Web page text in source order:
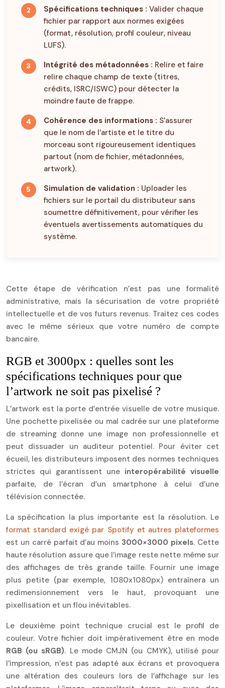
Spécifications techniques : Valider chaque
fichier par rapport aux normes exigées
(format, résolution, profil couleur, niveau
LUFS).
Intégrité des métadonnées : Relire et faire
relire chaque champ de texte (titres,
crédits, ISRC/ISWC) pour détecter la
moindre faute de frappe.
Cohérence des informations : S’assurer
que le nom de l’artiste et le titre du
morceau sont rigoureusement identiques
partout (nom de fichier, métadonnées,
artwork).
Simulation de validation : Uploader les
fichiers sur le portail du distributeur sans
soumettre définitivement, pour vérifier les
éventuels avertissements automatiques du
système.
Cette étape de vérification n’est pas une formalité
administrative, mais la sécurisation de votre propriété
intellectuelle et de vos futurs revenus. Traitez ces codes
avec le même sérieux que votre numéro de compte
bancaire.
RGB et 3000px : quelles sont les
spécifications techniques pour que
l’artwork ne soit pas pixelisé ?
L’artwork est la porte d’entrée visuelle de votre musique.
Une pochette pixelisée ou mal cadrée sur une plateforme
de streaming donne une image non professionnelle et
peut dissuader un auditeur potentiel. Pour éviter cet
écueil, les distributeurs imposent des normes techniques
strictes qui garantissent une interopérabilité visuelle
parfaite, de l’écran d’un smartphone à celui d’une
télévision connectée.
La spécification la plus importante est la résolution. Le
format standard exigé par Spotify et autres plateformes
est un carré parfait d’au moins 3000×3000 pixels. Cette
haute résolution assure que l’image reste nette même sur
des affichages de très grande taille. Fournir une image
plus petite (par exemple, 1080x1080px) entraînera un
redimensionnement vers le haut, provoquant une
pixellisation et un flou inévitables.
Le deuxième point technique crucial est le profil de
couleur. Votre fichier doit impérativement être en mode
RGB (ou sRGB). Le mode CMJN (ou CMYK), utilisé pour
l’impression, n’est pas adapté aux écrans et provoquera
une altération des couleurs lors de l’affichage sur les